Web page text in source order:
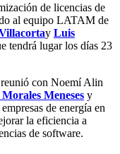
de licencias de
al equipo LATAM de
y Luis
tendrá lugar los días 23
reunió con Noemí Alin
Meneses y
de energía en
la eficiencia a
de software.